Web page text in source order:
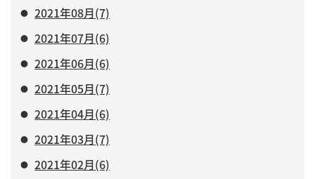
2021年08月(7)
2021年07月(6)
2021年06月(6)
2021年05月(7)
2021年04月(6)
2021年03月(7)
2021年02月(6)